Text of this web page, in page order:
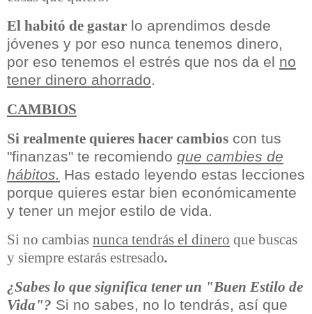
El habitó de gastar lo aprendimos desde
jóvenes y por eso nunca tenemos dinero,
por eso tenemos el estrés que nos da el no
tener dinero ahorrado.
CAMBIOS
Si realmente quieres hacer cambios con tus
"finanzas" te recomiendo que cambies de
hábitos. Has estado leyendo estas lecciones
porque quieres estar bien económicamente
y tener un mejor estilo de vida.
Si no cambias nunca tendrás el dinero que buscas
y siempre estarás estresado.
¿Sabes lo que significa tener un "Buen Estilo de
Vida"? Si no sabes, no lo tendrás, así que